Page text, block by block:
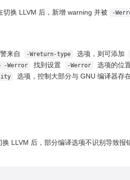
换 LLVM 后，新增 warning 并被 -
来自 -Wreturn-type 选项，则可添加
-Werror 找到设置 -Werror 选项的位
选项，控制大部分与 GNU 编译器存
LLVM 后，部分编译选项不识别导致报